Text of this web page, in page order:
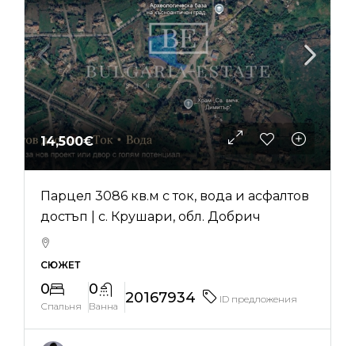
14,500€
Парцел 3086 кв.м с ток, вода и асфалтов
достъп | с. Крушари, обл. Добрич
СЮЖЕТ
0
Спальня
0
Ванна 20167934 ID предложения